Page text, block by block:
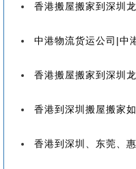
香港搬屋搬家到深圳龙岗收费计费标
中港物流货运公司|中港搬家公司|中港
香港搬屋搬家到深圳龙华如何收费|香
香港到深圳搬屋搬家如何收费|香港搬
香港到深圳、东莞、惠州、中山、